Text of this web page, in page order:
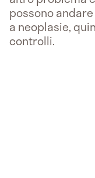
possono
a neoplasie,
controlli.